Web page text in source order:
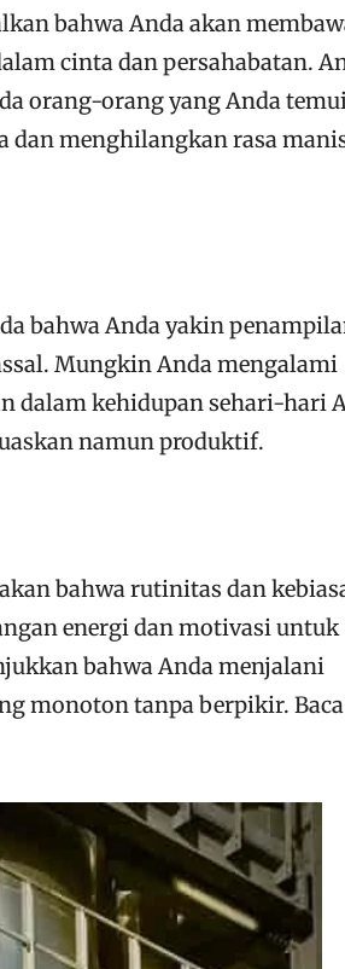
bahwa Anda akan
cinta dan persahabatan.
orang-orang yang Anda
dan menghilangkan rasa
bahwa Anda yakin
Mungkin Anda mengalami
dalam kehidupan sehari-hari
namun produktif.
bahwa rutinitas dan
energi dan motivasi untuk
bahwa Anda menjalani
monoton tanpa berpikir.